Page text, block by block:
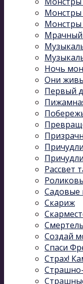
Монстры
Монстры
Ночь
Они
Первый
Рассвет
Садовые
Скариж
Создай
Спаси
Страх!